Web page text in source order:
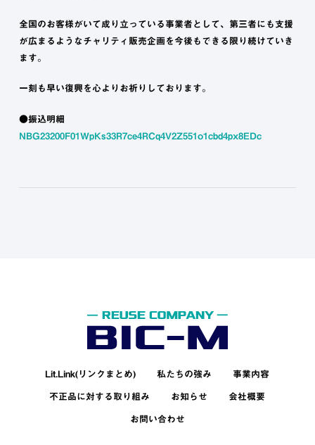
全国のお客様がいて成り立っている事業者として、第三者にも支援
が広まるようなチャリティ販売企画を今後もできる限り続けていき
ます。
一刻も早い復興を心よりお祈りしております。
●振込明細
NBG23200F01WpKs33R7ce4RCq4V2Z551o1cbd4px8EDc
Lit.Link(リンクまとめ) 私たちの強み 事業内容
不正品に対する取り組み お知らせ 会社概要
お問い合わせ